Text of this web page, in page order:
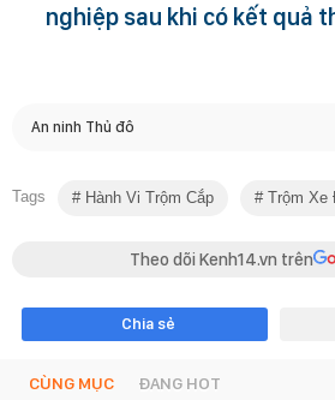
nghiệp sau khi có kết quả
An ninh Thủ đô
Tags Hành Vi Trộm Cắp Trộm Xe
Theo dõi Kenh14.vn trên
Chia sẻ
CÙNG MỤC ĐANG HOT